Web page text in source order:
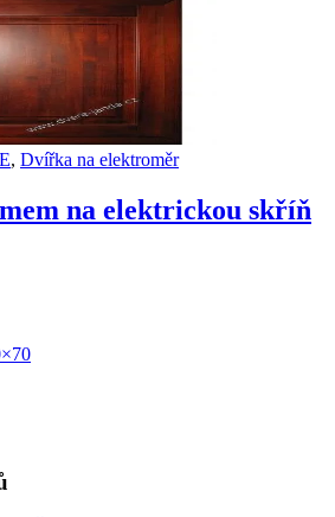
, Dvířka na elektroměr
na elektrickou skříň